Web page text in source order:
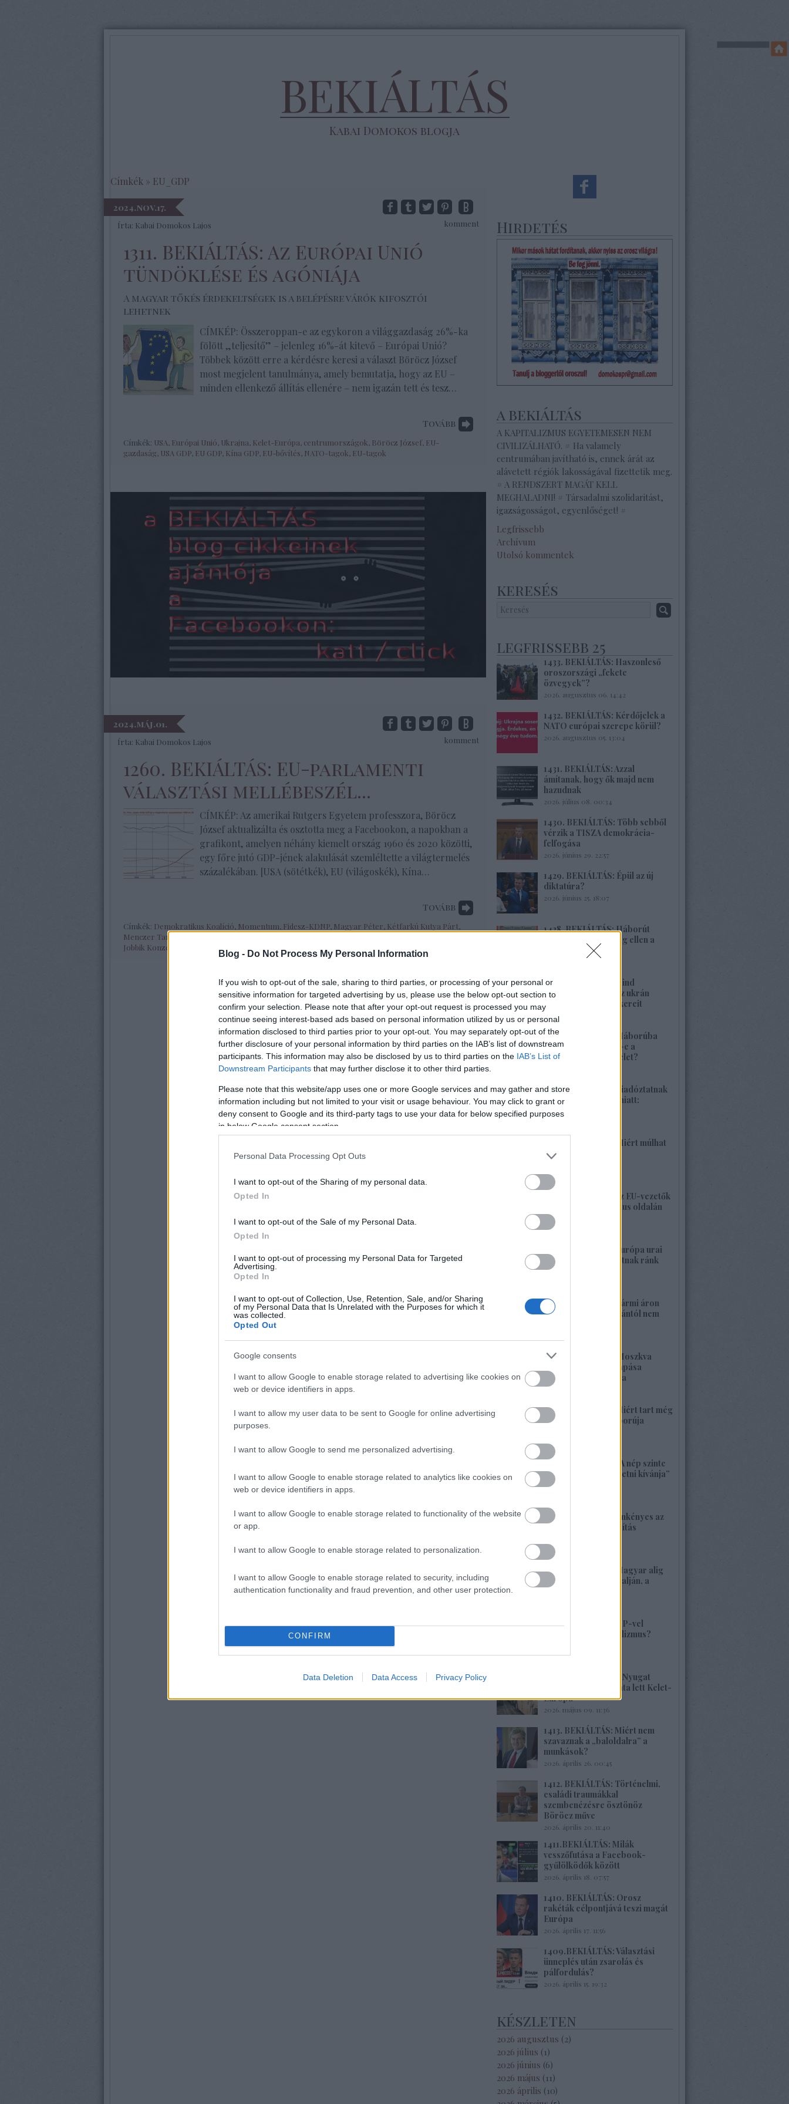
Blog - Do Not Process My Personal Information
If you wish to opt-out of the sale, sharing to third parties, or processing of your personal or
sensitive information for targeted advertising by us, please use the below opt-out section to
confirm your selection. Please note that after your opt-out request is processed you may
continue seeing interest-based ads based on personal information utilized by us or personal
information disclosed to third parties prior to your opt-out. You may separately opt-out of the
further disclosure of your personal information by third parties on the IAB’s list of downstream
participants. This information may also be disclosed by us to third parties on the IAB’s List of
Downstream Participants that may further disclose it to other third parties.
Please note that this website/app uses one or more Google services and may gather and store
information including but not limited to your visit or usage behaviour. You may click to grant or
deny consent to Google and its third-party tags to use your data for below specified purposes
in below Google consent section.
Personal Data Processing Opt Outs
I want to opt-out of the Sharing of my personal data.
Opted In
I want to opt-out of the Sale of my Personal Data.
Opted In
I want to opt-out of processing my Personal Data for Targeted
Advertising.
Opted In
I want to opt-out of Collection, Use, Retention, Sale, and/or Sharing
of my Personal Data that Is Unrelated with the Purposes for which it
was collected.
Opted Out
Google consents
I want to allow Google to enable storage related to advertising like cookies on
web or device identifiers in apps.
I want to allow my user data to be sent to Google for online advertising
purposes.
I want to allow Google to send me personalized advertising.
I want to allow Google to enable storage related to analytics like cookies on
web or device identifiers in apps.
I want to allow Google to enable storage related to functionality of the website
or app.
I want to allow Google to enable storage related to personalization.
I want to allow Google to enable storage related to security, including
authentication functionality and fraud prevention, and other user protection.
CONFIRM
Data Deletion Data Access Privacy Policy
BEKIÁLTÁS
Kabai Domokos blogja
Címkék » EU_GDP
2024.nov.17.
Írta: Kabai Domokos Lajos komment
1311. BEKIÁLTÁS: Az Európai Unió
tündöklése és agóniája
A magyar tőkés érdekeltségek is a belépésre várók kifosztói
lehetnek
CÍMKÉP: Összeroppan-e az egykoron a világgazdaság 26%-ka
fölött „teljesítő” – jelenleg 16%-át kitevő – Európai Unió?
Többek között erre a kérdésre keresi a választ Böröcz József
most megjelent tanulmánya, amely bemutatja, hogy az EU –
minden ellenkező állítás ellenére – nem igazán tett és tesz…
Tovább
Címkék: USA Európai Unió Ukrajna Kelet-Európa centrumországok Böröcz József EU-
gazdaság USA GDP EU GDP Kína GDP EU-bővítés NATO-tagok EU-tagok
2024.máj.01.
Írta: Kabai Domokos Lajos komment
1260. BEKIÁLTÁS: EU-parlamenti
választási mellébeszél...
CÍMKÉP: Az amerikai Rutgers Egyetem professzora, Böröcz
József aktualizálta és osztotta meg a Facebookon, a napokban a
grafikont, amelyen néhány kiemelt ország 1960 és 2020 közötti,
egy főre jutó GDP-jének alakulását szemléltette a világtermelés
százalékában. [USA (sötétkék), EU (világoskék), Kína…
Tovább
Címkék: Demokratikus Koalíció Momentum Fidesz-KDNP Magyar Péter Kétfarkú Kutya Párt
Menczer Tamás
Jobbik Konzervatívok
Hirdetés
a bekiáltás
A KAPITALIZMUS EGYETEMESEN NEM
CIVILIZÁLHATÓ. # Ha valamely
centrumában javítható is, ennek árát az
alávetett régiók lakosságával fizettetik meg.
# A RENDSZERT MAGÁT KELL
MEGHALADNI! # Társadalmi szolidaritást,
igazságosságot, egyenlőséget! #
Legfrissebb
Archívum
Utolsó kommentek
keresés
legfrissebb 25
1433. BEKIÁLTÁS: Haszonleső
oroszországi „fekete
özvegyek”?
2026. augusztus 06. 14:42
1432. BEKIÁLTÁS: Kérdőjelek a
NATO európai szerepe körül?
2026. augusztus 05. 13:04
1431. BEKIÁLTÁS: Azzal
ámítanak, hogy ők majd nem
hazudnak
2026. július 08. 00:34
1430. BEKIÁLTÁS: Több sebből
vérzik a TISZA demokrácia-
felfogása
2026. június 29. 22:57
1429. BEKIÁLTÁS: Épül az új
diktatúra?
2026. június 25. 18:07
1428. BEKIÁLTÁS: Háborút
vizionál Oroszország ellen a
1427. BEKIÁLTÁS: Mind
nehezebb leplezni az ukrán
rezsim fasiszta gyökereit
2026. június 21. 13:22
1426. BEKIÁLTÁS: Háborúba
vagy békébe fordul-e a
különleges hadművelet?
1425. BEKIÁLTÁS: Riadóztatnak
az ukrán-fasizmus miatt:
„Európa vigyázz!”
1424. BEKIÁLTÁS: Miért múlhat
ki a Népszava is?
1423. BEKIÁLTÁS: Az EU-vezetők
a banderista-fasizmus oldalán
2026. május 28. 00:23
1422. BEKIÁLTÁS: Európa urai
nagy háborút hozhatnak ránk
2026. május 26. 11:25
1421. BEKIÁLTÁS: Bármi áron
megszabadulni Orbántól nem
1420. BEKIÁLTÁS: Moszkva
nagyerejű válaszcsapása
ukrajnai célpontokra
2026. május 24. 13:48
1419. BEKIÁLTÁS: Miért tart még
sokáig a Nyugat háborúja
2026. május 23. 17:35
1418. BEKIÁLTÁS: „A nép szinte
bárkit követ, aki vezetni kívánja”
2026. május 22. 18:18
1417. BEKIÁLTÁS: Önkényes az
alaptörvény-módosítás
1416. BEKIÁLTÁS: Magyar alig
volt, alig van Kárpátalján, a
veszély összetett!
1415. BEKIÁLTÁS: MP-vel
visszatérne a szocializmus?
2026. május 10. 12:25
1414. BEKIÁLTÁS: A Nyugat
hulladékának lerakata lett Kelet-
Európa
2026. május 09. 11:36
1413. BEKIÁLTÁS: Miért nem
szavaznak a „baloldalra” a
munkások?
2026. április 26. 00:45
1412. BEKIÁLTÁS: Történelmi,
családi traumákkal
szembenézésre ösztönöz
Böröcz műve
2026. április 20. 11:40
1411.BEKIÁLTÁS: Milák
vesszőfutása a Facebook-
gyűlölködők között
2026. április 18. 07:57
1410. BEKIÁLTÁS: Orosz
rakéták célpontjává teszi magát
Európa
2026. április 17. 11:56
1409.BEKIÁLTÁS: Választási
ünneplés után zsarolás és
pálfordulás?
2026. április 15. 19:32
készleten
2026 augusztus (2)
2026 július ( 1)
2026 június (6)
2026 május ( 11)
2026 április ( 10)